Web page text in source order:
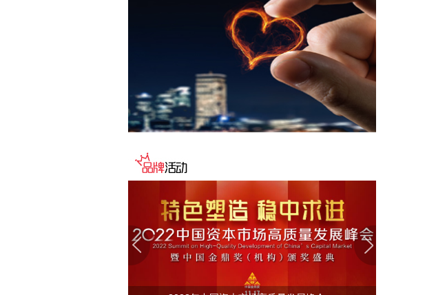
股份有限公司（简称“金科股份”）与重庆通用人工智
能研究院在重庆正式签署全方位合作协议。双方将依
托通用人工智能前沿技术，落地不动产全场景智慧解
决方案，合力打造重庆“人工智能+不动产”产业标杆项
2026-08-08 17:41:26
当地时间8日凌晨，由共和党控制的美国参议院以50
任司法部长。 当地时间6月8日，美国白宫表示，总
统特朗普向美国参议院提交托德·布兰奇出任司法部长
法部长，由副部长布兰奇代理。
2026-08-08 16:58:19
据“浦东发布”微信公众号消息，上海市文化旅游局介
绍，台风“白海豚”逼近，上海迪士尼、乐高乐园等多
家景点已临时闭园或调整运营时间。